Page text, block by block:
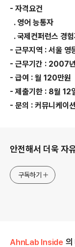
- 자격요건
. 영어 능통자
. 국제컨퍼런스 경
- 근무지역 : 서울 영
- 근무기간 : 2007
- 급여 : 월 120만원
- 제출기한 : 8월 12
- 문의 : 커뮤니케이
안전해서 더욱 자
구독하기
AhnLab Inside 의